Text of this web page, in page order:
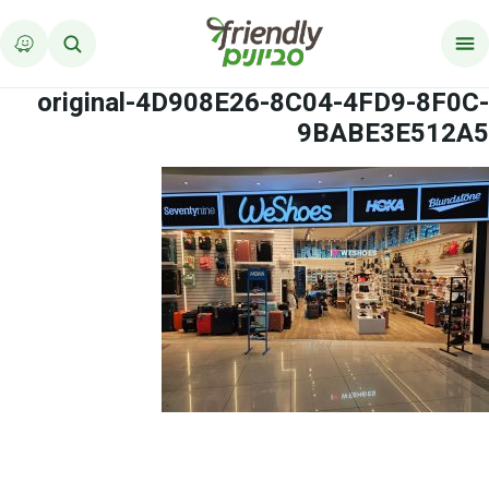
original-4D908E26-8C04-4FD9-8F0C-
9BABE3E512A5